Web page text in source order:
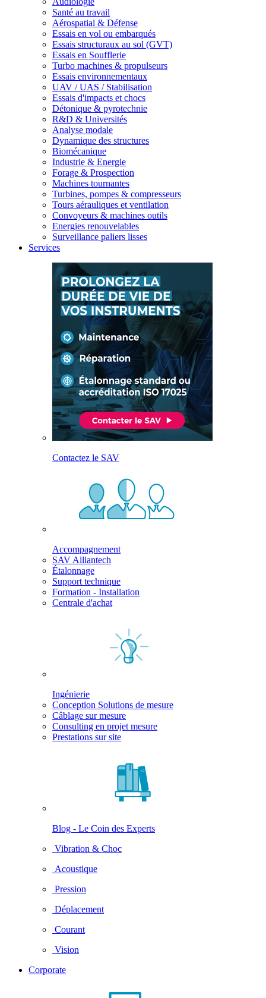
Santé au travail
Aérospatial & Défense
Essais en vol ou embarqués
Essais structuraux au sol (GVT)
Essais en Soufflerie
Turbo machines & propulseurs
Essais environnementaux
UAV / UAS / Stabilisation
Essais d'impacts et chocs
Détonique & pyrotechnie
R&D & Universités
Analyse modale
Dynamique des structures
Biomécanique
Industrie & Energie
Forage & Prospection
Machines tournantes
Turbines, pompes & compresseurs
Tours aérauliques et ventilation
Convoyeurs & machines outils
Energies renouvelables
Surveillance paliers lisses
Services
Contactez le SAV
Accompagnement
SAV Alliantech
Étalonnage
Support technique
Formation - Installation
Centrale d'achat
Ingénierie
Conception Solutions de mesure
Câblage sur mesure
Consulting en projet mesure
Prestations sur site
Blog - Le Coin des Experts
Vibration & Choc
Acoustique
Pression
Déplacement
Courant
Vision
Corporate